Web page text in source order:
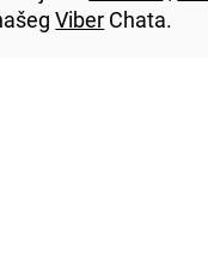
Viber Chata.